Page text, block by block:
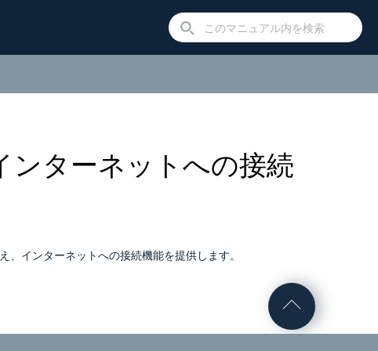
ンターネットへの接続
インターネットへの接続機能を提供します。